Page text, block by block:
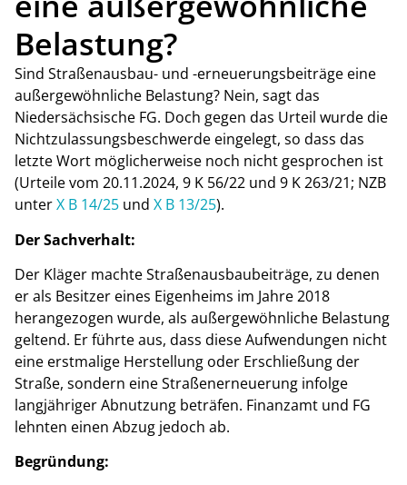
Belastung?
Sind Straßenausbau- und -erneuerungsbeiträge eine
außergewöhnliche Belastung? Nein, sagt das
Niedersächsische FG. Doch gegen das Urteil wurde die
Nichtzulassungsbeschwerde eingelegt, so dass das
letzte Wort möglicherweise noch nicht gesprochen ist
(Urteile vom 20.11.2024, 9 K 56/22 und 9 K 263/21; NZB
unterX B 14/25 und X B 13/25).
Der Sachverhalt:
Der Kläger machte Straßenausbaubeiträge, zu denen
er als Besitzer eines Eigenheims im Jahre 2018
herangezogen wurde, als außergewöhnliche Belastung
geltend. Er führte aus, dass diese Aufwendungen nicht
eine erstmalige Herstellung oder Erschließung der
Straße, sondern eine Straßenerneuerung infolge
langjähriger Abnutzung beträfen. Finanzamt und FG
lehnten einen Abzug jedoch ab.
Begründung: